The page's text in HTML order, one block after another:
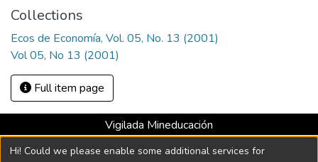
Collections
Ecos de Economía, Vol. 05, No. 13 (2001)
Vol 05, No 13 (2001)
Full item page
Vigilada Mineducación
Universidad con Acreditación Institucional hasta 2026 -
Hi! Could we please enable some additional services for